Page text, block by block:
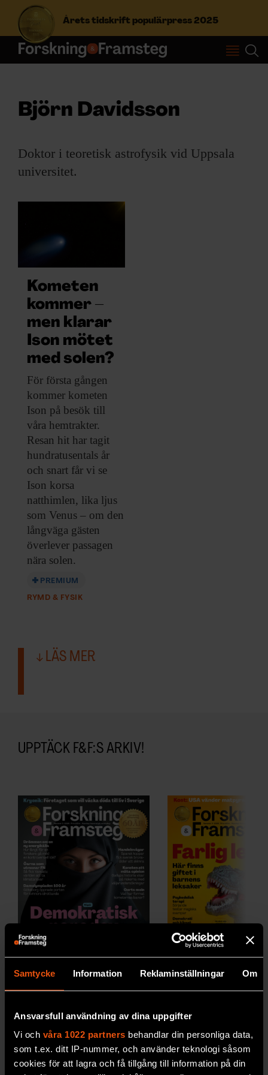
Samtycke Information Reklaminställningar Om
Ansvarsfull användning av dina uppgifter
Vi och våra 1022 partners behandlar din personliga data,
som t.ex. ditt IP-nummer, och använder teknologi såsom
cookies för att lagra och få tillgång till information på din
Årets tidskrift populärpress 2025
S
e
f
r
Logga in
ÄMNEN
ARKIV & E-TIDNING
LYSSNA/PODD
EVENEMANG & RESOR
KONTAKTA F&F
SKRIV I F&F
PRENUMERERA PÅ F&F
ANNONSERA I F&F
OM F&F
Björn Davidsson
Doktor i teoretisk astrofysik vid Uppsala
universitet.
Kometen
kommer –
men klarar
Ison mötet
med solen?
För första gången
kommer kometen
Ison på besök till
våra hemtrakter.
Resan hit har tagit
hundratusentals år
och snart får vi se
Ison korsa
natthimlen, lika ljus
som Venus – om den
långväga gästen
överlever passagen
nära solen.
PREMIUM
RYMD & FYSIK
LÄS MER
UPPTÄCK F&F:S ARKIV!
Se alla utgåvor